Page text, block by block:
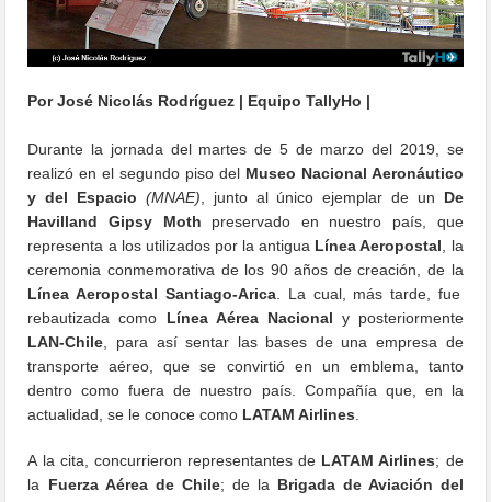
Por José Nicolás Rodríguez | Equipo TallyHo |
Durante la jornada del martes de 5 de marzo del 2019, se
realizó en el segundo piso del Museo Nacional Aeronáutico
y del Espacio (MNAE) , junto al único ejemplar de un De
Havilland Gipsy Moth preservado en nuestro país, que
representa a los utilizados por la antigua Línea Aeropostal , la
ceremonia conmemorativa de los 90 años de creación, de la
Línea Aeropostal Santiago-Arica . La cual, más tarde, fue
rebautizada como Línea Aérea Nacional y posteriormente
LAN-Chile , para así sentar las bases de una empresa de
transporte aéreo, que se convirtió en un emblema, tanto
dentro como fuera de nuestro país. Compañía que, en la
actualidad, se le conoce como LATAM Airlines
A la cita, concurrieron representantes de LATAM Airlines; de
la Fuerza Aérea de Chile; de la Brigada de Aviación del